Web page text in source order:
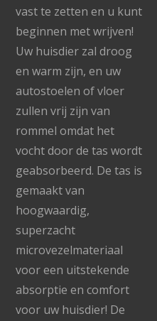
vast te zetten en u kunt
beginnen met wrijven!
Uw huisdier zal droog
en warm zijn, en uw
autostoelen of vloer
zullen vrij zijn van
rommel omdat het
vocht door de tas wordt
geabsorbeerd. De tas is
gemaakt van
hoogwaardig,
superzacht
microvezelmateriaal
voor een uitstekende
absorptie en comfort
voor uw huisdier! De